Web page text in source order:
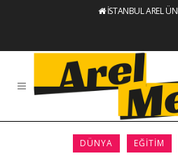
İSTANBUL AREL
DÜNYA EĞITIM